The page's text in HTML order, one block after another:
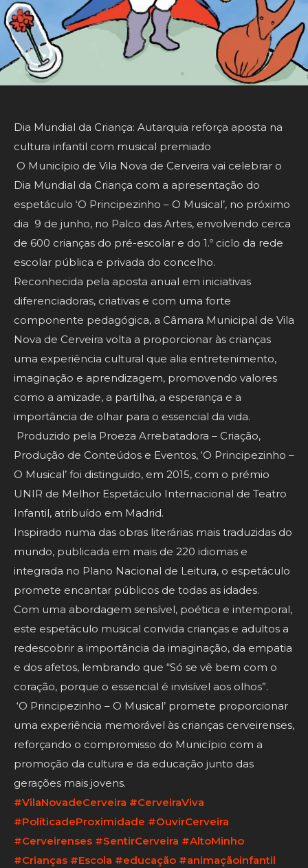
Dia Mundial da Criança: Autarquia reforça aposta na
cultura infantil com musical premiado
O Município de Vila Nova de Cerveira vai celebrar o
Dia Mundial da Criança com a apresentação do
espetáculo ‘O Principezinho – O Musical’, no próximo
dia 9 de junho, no Palco das Artes, envolvendo cerca
de 600 crianças do pré-escolar e do 1.º ciclo da rede
escolar pública e privada do concelho.
Reconhecida pela aposta anual em iniciativas
diferenciadoras, criativas e com uma forte
componente pedagógica, a Câmara Municipal de Vila
Nova de Cerveira volta a proporcionar às crianças
uma experiência cultural que alia entretenimento,
imaginação e aprendizagem, promovendo valores
como a amizade, a partilha, a esperança e a
importância de olhar para o essencial da vida.
Produzido pela Proeza Arrebatadora – Criação,
Produção de Conteúdos e Eventos, ‘O Principezinho –
O Musical’ foi distinguido, em 2015, com o prémio
UNIR de Melhor Espetáculo Internacional de Teatro
Infantil, atribuído em Madrid.
Inspirado numa das obras literárias mais traduzidas do
mundo, publicada em mais de 220 idiomas e
integrada no Plano Nacional de Leitura, o espetáculo
promete encantar públicos de todas as idades.
Com uma abordagem sensível, poética e intemporal,
este espetáculo musical convida crianças e adultos a
redescobrir a importância da imaginação, da empatia
e dos afetos, lembrando que “Só se vê bem com o
coração, porque o essencial é invisível aos olhos”.
‘O Principezinho – O Musical’ promete proporcionar
uma experiência memorável às crianças cerveirenses,
reforçando o compromisso do Município com a
promoção da cultura e da educação junto das
gerações mais jovens.
#VilaNovadeCerveira #CerveiraViva
#PolíticadeProximidade #OuvirCerveira
#Cerveirenses #SentirCerveira #AltoMinho
#Crianças #Escola #educação #animaçãoinfantil